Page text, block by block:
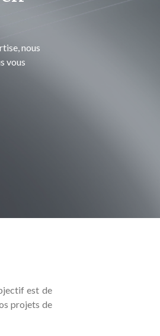
nous
vous
est de
projets de